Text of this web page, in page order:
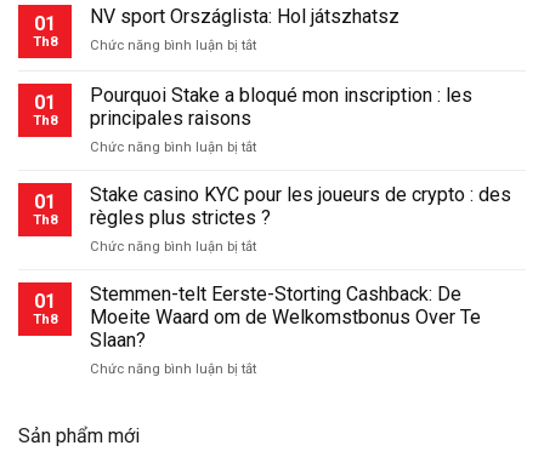
nyerj
NV
n:
és
01
Th8
NV sport Országlista: Hol játszhatsz
Chức năng bình luận bị tắtở
Országlista:
játszhatsz
01
Th8
Pourquoi Stake a bloqué mon inscription : les
principales raisons
Chức năng bình luận bị tắtở
Stake
bloqué
mon
:
les
01
Th8
Stake casino KYC pour les joueurs de crypto : des
règles plus strictes ?
Chức năng bình luận bị tắtở
casino
KYC
pour
joueurs
01
Th8
Stemmen-telt Eerste-Storting Cashback: De
Moeite Waard om de Welkomstbonus Over Te
Slaan?
Chức năng bình luận bị tắtở
Sản phẩm mới